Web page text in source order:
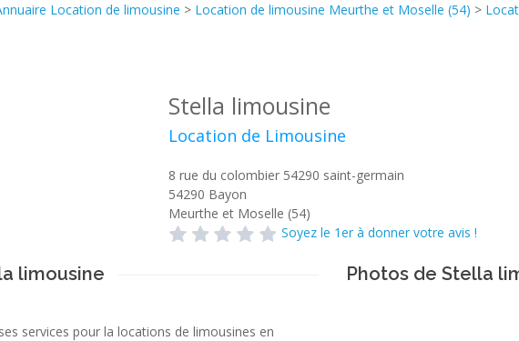
Location de limousine > Location de limousine Meurthe et Moselle (54) >
Stella limousine
Location de Limousine
8 rue du colombier 54290 saint-germain
54290 Bayon
Meurthe et Moselle (54)
Soyez le 1er à donner votre avis !
limousine
services pour la locations de limousines en
Photos de Stella